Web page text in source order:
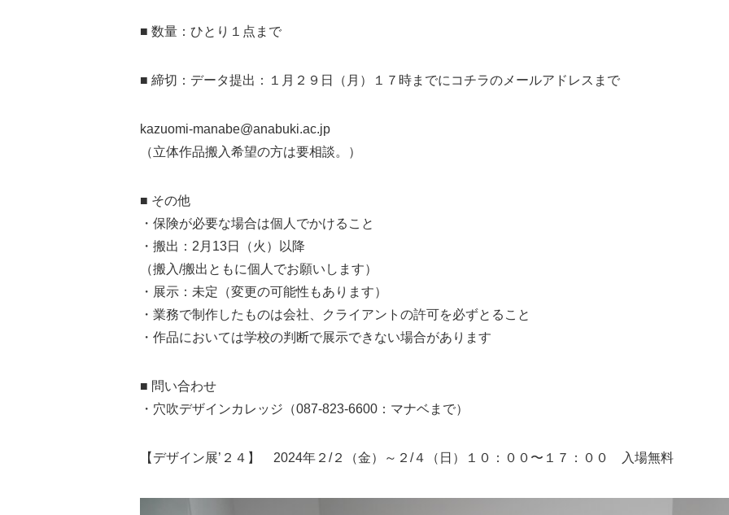
■ 数量：ひとり１点まで
■ 締切：データ提出：１月２９日（月）１７時までにコチラのメールアドレスまで
kazuomi-manabe@anabuki.ac.jp
（立体作品搬入希望の方は要相談。）
■ その他
・保険が必要な場合は個人でかけること
・搬出：2月13日（火）以降
（搬入/搬出ともに個人でお願いします）
・展示：未定（変更の可能性もあります）
・業務で制作したものは会社、クライアントの許可を必ずとること
・作品においては学校の判断で展示できない場合があります
■ 問い合わせ
・穴吹デザインカレッジ（087-823-6600：マナベまで）
【デザイン展’２４】 2024年２/２（金）～２/４（日）１０：００〜１７：００ 入場無料